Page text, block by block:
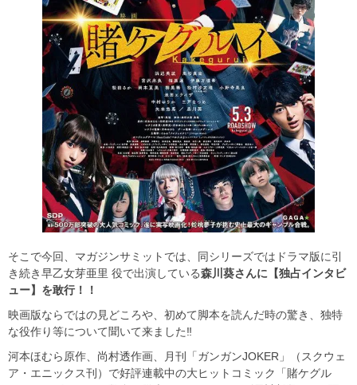
そこで今回、マガジンサミットでは、同シリーズではドラマ版に引
き続き早乙女芽亜里 役で出演している森川葵さんに【独占インタビ
ュー】を敢行！！
映画版ならではの見どころや、初めて脚本を読んだ時の驚き、独特
な役作り等について聞いて来ました‼
河本ほむら原作、尚村透作画、月刊「ガンガンJOKER」（スクウェ
ア・エニックス刊）で好評連載中の大ヒットコミック「賭ケグル